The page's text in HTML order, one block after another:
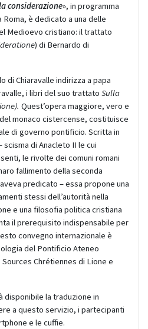
considerazione», in programma
Roma, è dedicato a una delle
Medioevo cristiano: il trattato
) di Bernardo di
di Chiaravalle indirizza a papa
i libri del suo trattato Sulla
Quest’opera maggiore, vero e
monaco cistercense, costituisce
di governo pontificio. Scritta in
di Anacleto II le cui
le rivolte dei comuni romani
fallimento della seconda
predicato – essa propone una
stessi dell’autorità nella
e una filosofia politica cristiana
il prerequisito indispensabile per
convegno internazionale è
del Pontificio Ateneo
Chrétiennes di Lione e
disponibile la traduzione in
a questo servizio, i partecipanti
e le cuffie.